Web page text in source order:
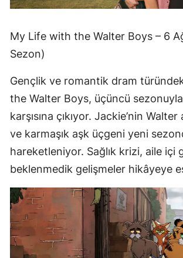
My Life with the Walter Boys – 6
Sezon)
Gençlik ve romantik dram
the Walter Boys, üçüncü
karşısına çıkıyor. Jackie’nin
ve karmaşık aşk üçgeni yeni
hareketleniyor. Sağlık krizi, aile içi
beklenmedik gelişmeler hikâyeye